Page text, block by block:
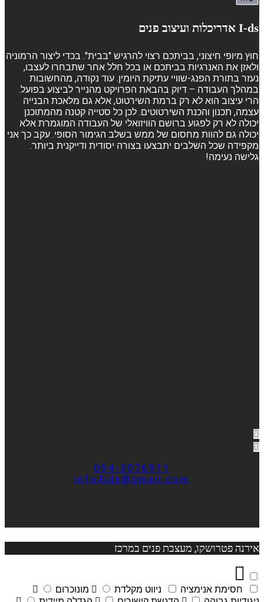
I-ds אדריכלות ועיצוב פנים
חוץ מיופי חיצוני, בביתכם רצוי להרגיש "בבית". בכדי ליצור הרמוניה
ולאזן את האנרגיות בביתכם או בכל חלל אחר שתבחרו לעצבו,
נעזר בתורת הפנג-שוויי עתיקת היומין. עוד נקודה, מהחשובות
במהלך העבודה – דיוק בהבאת הפרויקט מהנייר לביצוע בפועל.
הרי עיצוב הוא לא רק ברמת השירטוט, אלא גם מלאכת הבנייה
עצמה, תכנון והכנת השירטוטים. לכן כל סטייה קטנה מהמתוכנן
יכולה לא רק לפגוע ברושם הוויזואלי של העבודה המוגמרת אלא
יכולה גם להוות מחסום של ממש בשלב הגימור הסופי. עקב כך אני
מקפידה שכל השלבים יתבצעו בצורה יסודית ודייקנית ביותר.
גלישה נעימה!
054-3076911
info4ids@gmail.com
אירנה פטרושקו, מעצבת פנים במרכז
חסימת אנימציה ניווט מקלדת
מונוכרום